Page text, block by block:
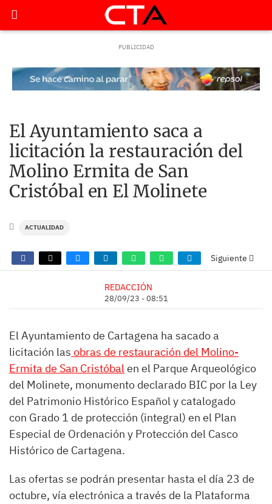
El Ayuntamiento saca a
licitación la restauración del
Molino Ermita de San
Cristóbal en El Molinete
ACTUALIDAD
Siguiente
REDACCIÓN
28/09/23 - 08:51
El Ayuntamiento de Cartagena ha sacado a
licitación las obras de restauración del Molino-
Ermita de San Cristóbalen el Parque Arqueológico
del Molinete, monumento declarado BIC por la Ley
del Patrimonio Histórico Español y catalogado
con Grado 1 de protección (integral) en el Plan
Especial de Ordenación y Protección del Casco
Histórico de Cartagena.
Las ofertas se podrán presentar hasta el día 23 de
octubre, vía electrónica a través de la Plataforma